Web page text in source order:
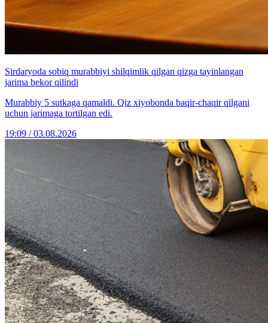
Sirdaryoda sobiq murabbiyi shilqimlik qilgan qizga tayinlangan
jarima bekor qilindi
Murabbiy 5 sutkaga qamaldi. Qiz xiyobonda baqir-chaqir qilgani
uchun jarimaga tortilgan edi.
19:09 / 03.08.2026